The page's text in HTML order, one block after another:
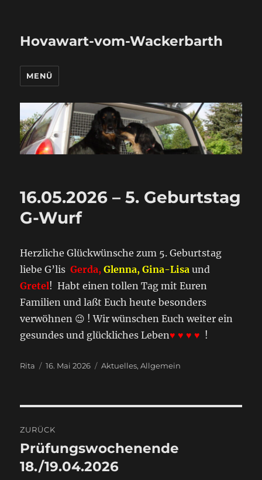
Hovawart-vom-Wackerbarth
MENÜ
16.05.2026 – 5. Geburtstag
G-Wurf
Herzliche Glückwünsche zum 5. Geburtstag
liebe G’lisGerda, Glenna, Gina-Lisa und
Gretel! Habt einen tollen Tag mit Euren
Familien und laßt Euch heute besonders
verwöhnen 😉 ! Wir wünschen Euch weiter ein
gesundes und glückliches Leben♥ ♥ ♥ ♥ !
Autor
Rita
Veröffentlicht
16. Mai 2026 Kategorien
Aktuelles,Allgemein
ZURÜCK
Vorheriger
Beitrag:
Prüfungswochenende
18./19.04.2026